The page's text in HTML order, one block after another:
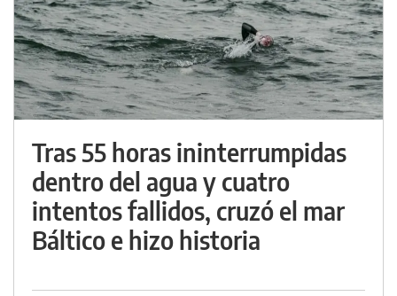
Tras 55 horas ininterrumpidas
dentro del agua y cuatro
intentos fallidos, cruzó el mar
Báltico e hizo historia